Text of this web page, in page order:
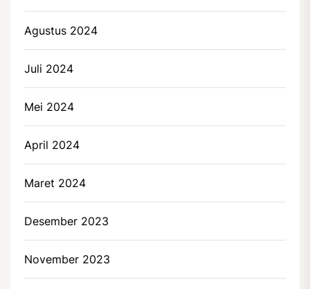
Agustus 2024
Juli 2024
Mei 2024
April 2024
Maret 2024
Desember 2023
November 2023